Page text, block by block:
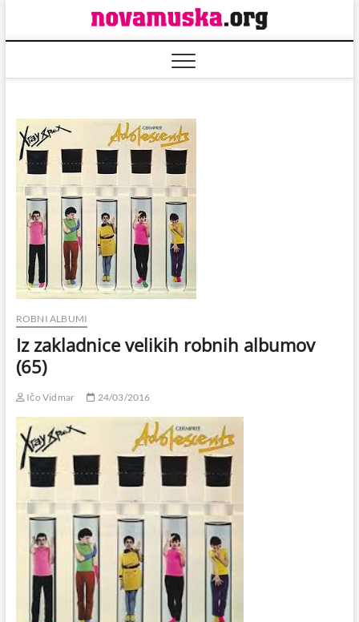
content
ROBNI ALBUMI
Iz zakladnice velikih robnih albumov
(65)
Ičo Vidmar 24/03/2016